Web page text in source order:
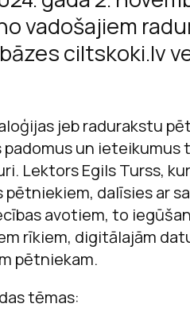
vadošajiem
ciltskoki.lv
jeb radurakstu
un ieteikumus
Lektors Egils Turss,
dalīsies ar
avotiem, to
rīkiem, digitālajām
pētniekam.
tēmas: